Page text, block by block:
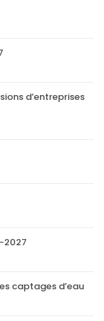
d’entreprises
2027
captages d’eau